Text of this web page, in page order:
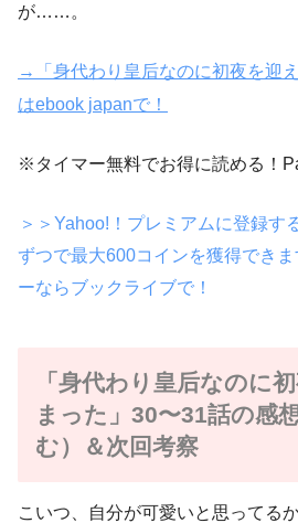
が……。
→「身代わり皇后なのに初夜を迎
はebook japanで！
※タイマー無料でお得に読める！
＞＞Yahoo!！プレミアムに登録す
ずつで最大600コインを獲得できま
ーならブックライブで！
「身代わり皇后なのに
まった」30〜31話の感
む）＆次回考察
こいつ、自分が可愛いと思ってる